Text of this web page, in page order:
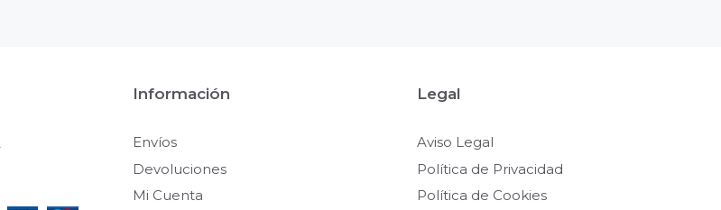
Información
Envíos
Devoluciones
Mi Cuenta
Legal
Aviso Legal
Política de Privacidad
Política de Cookies